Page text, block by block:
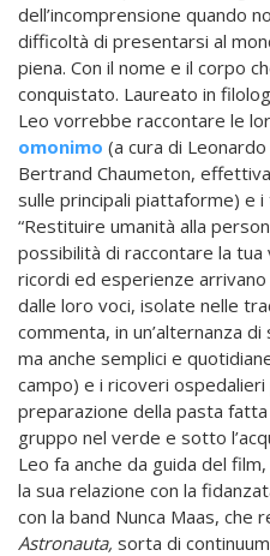
dell’incomprensione quando
difficoltà di presentarsi al
piena. Con il nome e il corpo
conquistato. Laureato in
Leo vorrebbe raccontare le
omonimo (a cura di
Bertrand Chaumeton,
sulle principali piattaforme) e i
“Restituire umanità alla
possibilità di raccontare la tua
ricordi ed esperienze
dalle loro voci, isolate nelle
commenta, in un’alternanza
ma anche semplici e
campo) e i ricoveri
preparazione della pasta fatta
gruppo nel verde e sotto
Leo fa anche da guida del
la sua relazione con la
con la band Nunca Maas, che
Astronauta, sorta di